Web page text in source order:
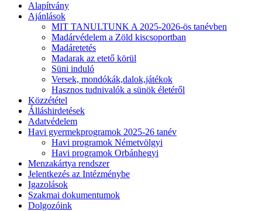
Alapítvány
Ajánlások
MIT TANULTUNK A 2025-2026-ös tanévben
Madárvédelem a Zöld kiscsoportban
Madáretetés
Madarak az etető körül
Süni induló
Versek, mondókák,dalok,játékok
Hasznos tudnivalók a sünök életéről
Közzététel
Álláshirdetések
Adatvédelem
Havi gyermekprogramok 2025-26 tanév
Havi programok Németvölgyi
Havi programok Orbánhegyi
Menzakártya rendszer
Jelentkezés az Intézménybe
Igazolások
Szakmai dokumentumok
Dolgozóink